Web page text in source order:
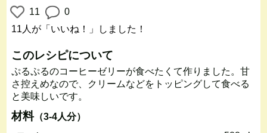
11
0
11人 が「いいね！」しました！
このレシピについて
ぷるぷるのコーヒーゼリーが食べたくて作りました。甘
さ控えめなので、クリームなどをトッピングして食べる
と美味しいです。
材料（3-4人分）